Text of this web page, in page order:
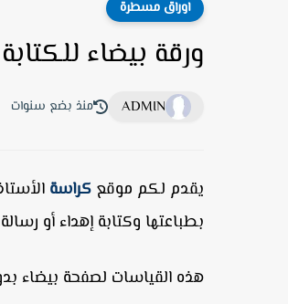
اوراق مسطرة
ورقة بيضاء
ADMIN منذ بضع سنوات
يقدم لكم موقع كراسة
بطباعتها وكتابة إهداء أو
هذه القياسات لصفحة بيضاء